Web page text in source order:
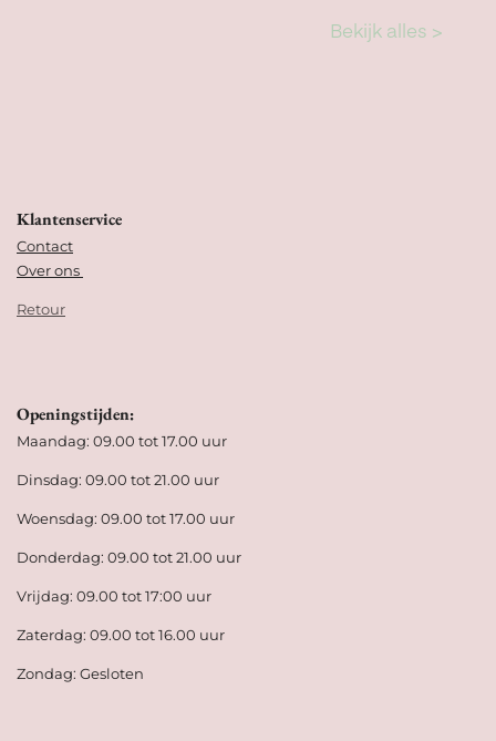
Klantenservice
Contact
Over ons
Retour
Openingstijden:
Maandag: 09.00 tot 17.00 uur
Dinsdag: 09.00 tot 21.00 uur
Woensdag: 09.00 tot 17.00 uur
Donderdag: 09.00 tot 21.00 uur
Vrijdag: 09.00 tot 17:00 uur
Zaterdag: 09.00 tot 16.00 uur
Zondag: Gesloten